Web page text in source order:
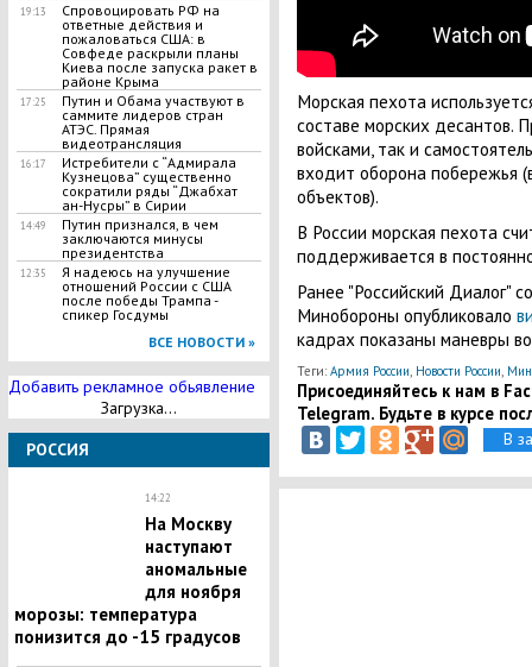
19:13
Спровоцировать РФ на
ответные действия и
пожаловаться США: в
Совфеде раскрыли планы
Киева после запуска ракет в
районе Крыма
17:25
Путин и Обама участвуют в
саммите лидеров стран
АТЭС. Прямая
видеотрансляция
16:17
Истребители с “Адмирала
Кузнецова” существенно
сократили ряды “Джабхат
ан-Нусры” в Сирии
14:49
Путин признался, в чем
заключаются минусы
президентства
12:35
Я надеюсь на улучшение
отношений России с США
после победы Трампа -
спикер Госдумы
ВСЕ НОВОСТИ »
Добавить рекламное обьявление
Загрузка...
РОССИЯ
14:22
На Москву
наступают
аномальные
для ноября
морозы: температура
понизится до -15 градусов
Морская пехота
составе морских десантов.
войсками, так и
входит оборона побережья
объектов).
В России морская пехота
поддерживается в
Ранее "Российский Диалог"
Минобороны опубликовало
кадрах показаны маневры
Теги:Армия России, Новости России,
Присоединяйтесь к нам в
Telegram. Будьте в курсе
В